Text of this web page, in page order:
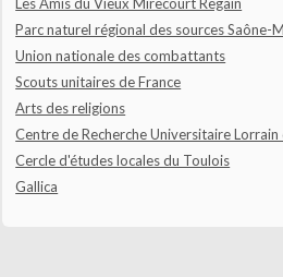
Parc naturel régional des sources Saône-
Union nationale des combattants
Scouts unitaires de France
Arts des religions
Centre de Recherche Universitaire
Cercle d'études locales du Toulois
Gallica